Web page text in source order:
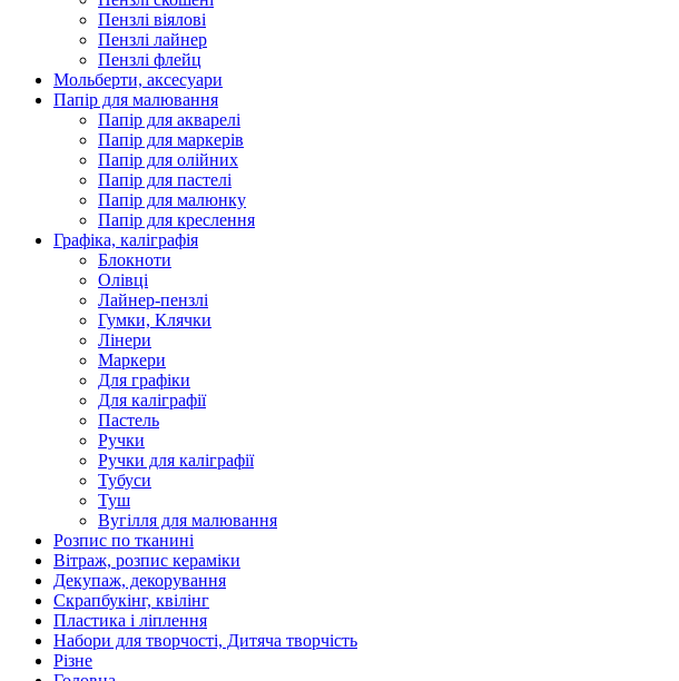
Пензлі віялові
Пензлі лайнер
Пензлі флейц
Мольберти, аксесуари
Папір для малювання
Папір для акварелі
Папір для маркерів
Папір для олійних
Папір для пастелі
Папір для малюнку
Папір для креслення
Графіка, каліграфія
Блокноти
Олівці
Лайнер-пензлі
Гумки, Клячки
Лінери
Маркери
Для графіки
Для каліграфії
Пастель
Ручки
Ручки для каліграфії
Тубуси
Туш
Вугілля для малювання
Розпис по тканині
Вітраж, розпис кераміки
Декупаж, декорування
Скрапбукінг, квілінг
Пластика і ліплення
Набори для творчості, Дитяча творчість
Різне